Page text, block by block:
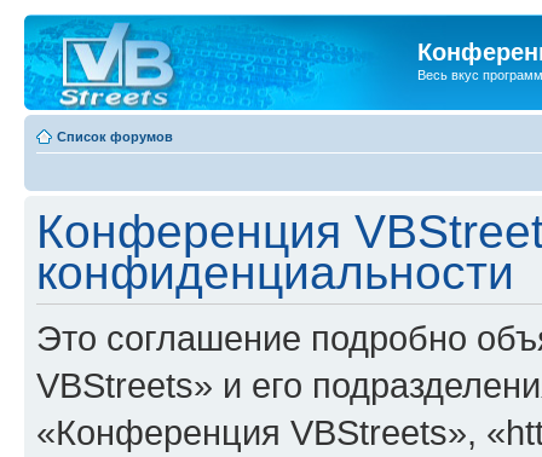
Весь вкус
Список форумов
Конференция
конфиденциальности
Это соглашение подробно
VBStreets» и его
«Конференция VBStreets»,